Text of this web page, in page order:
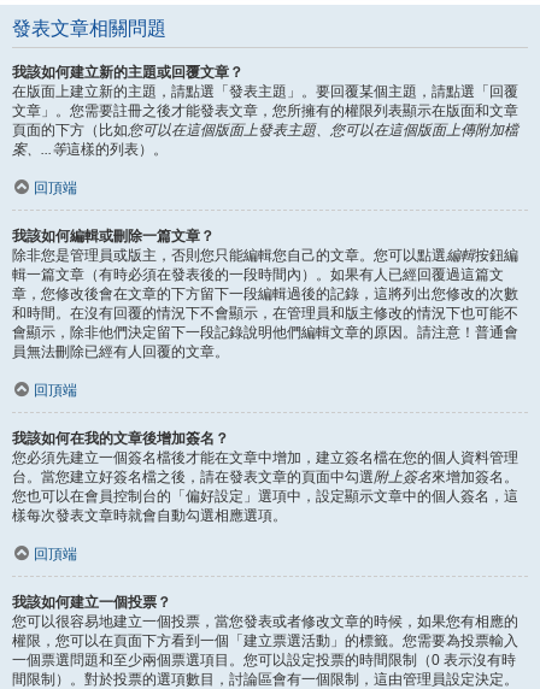
發表文章相關問題
我該如何建立新的主題或回覆文章？
在版面上建立新的主題，請點選「發表主題」。要回覆某個主題，請點選「回覆
文章」。您需要註冊之後才能發表文章，您所擁有的權限列表顯示在版面和文章
頁面的下方（比如您可以在這個版面上發表主題、您可以在這個版面上傳附加檔
案、...等這樣的列表）。
回頂端
我該如何編輯或刪除一篇文章？
除非您是管理員或版主，否則您只能編輯您自己的文章。您可以點選編輯按鈕編
輯一篇文章（有時必須在發表後的一段時間內）。如果有人已經回覆過這篇文
章，您修改後會在文章的下方留下一段編輯過後的記錄，這將列出您修改的次數
和時間。在沒有回覆的情況下不會顯示，在管理員和版主修改的情況下也可能不
會顯示，除非他們決定留下一段記錄說明他們編輯文章的原因。請注意！普通會
員無法刪除已經有人回覆的文章。
回頂端
我該如何在我的文章後增加簽名？
您必須先建立一個簽名檔後才能在文章中增加，建立簽名檔在您的個人資料管理
台。當您建立好簽名檔之後，請在發表文章的頁面中勾選附上簽名來增加簽名。
您也可以在會員控制台的「偏好設定」選項中，設定顯示文章中的個人簽名，這
樣每次發表文章時就會自動勾選相應選項。
回頂端
我該如何建立一個投票？
您可以很容易地建立一個投票，當您發表或者修改文章的時候，如果您有相應的
權限，您可以在頁面下方看到一個「建立票選活動」的標籤。您需要為投票輸入
一個票選問題和至少兩個票選項目。您可以設定投票的時間限制（0 表示沒有時
間限制）。對於投票的選項數目，討論區會有一個限制，這由管理員設定決定。